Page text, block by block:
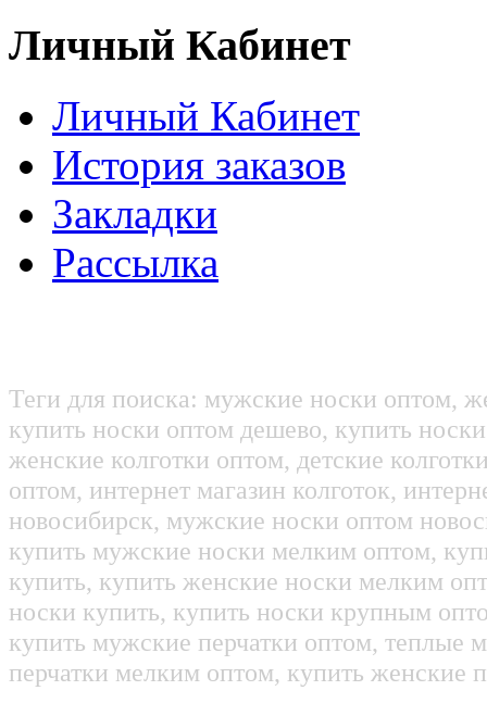
Личный Кабинет
Личный Кабинет
История заказов
Закладки
Рассылка
Теги для поиска: мужские носки оптом,
купить носки оптом дешево, купить
женские колготки оптом, детские
оптом, интернет магазин колготок,
новосибирск, мужские носки оптом
купить мужские носки мелким оптом,
купить, купить женские носки мелким
носки купить, купить носки крупным
купить мужские перчатки оптом, теплые
перчатки мелким оптом, купить женские